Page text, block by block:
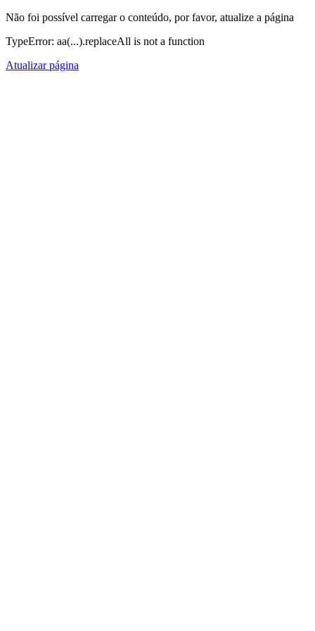
Não foi possível carregar o conteúdo, por favor, atualize a página
TypeError: aa(...).replaceAll is not a function
Atualizar página